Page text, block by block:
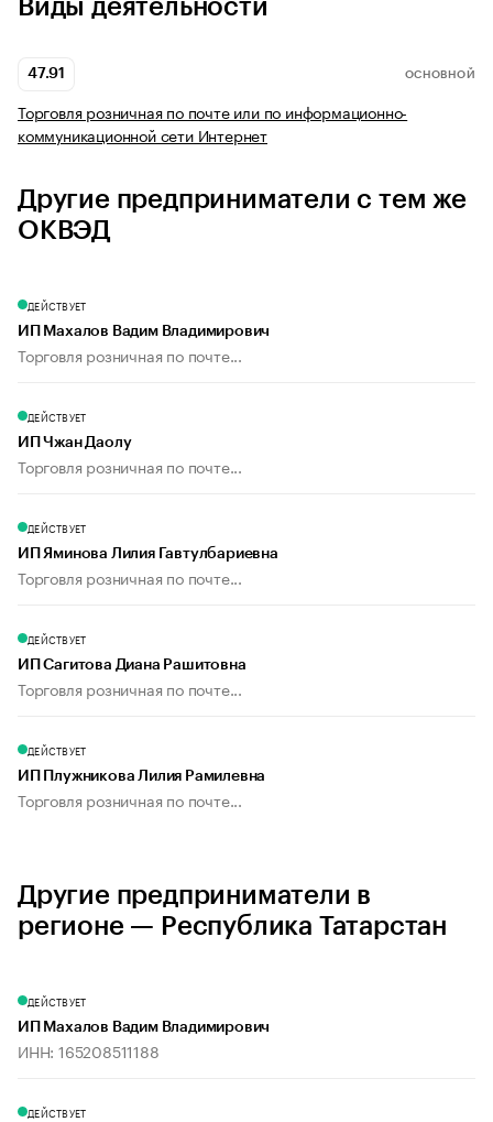
Виды деятельности
47.91 ОСНОВНОЙ
Торговля розничная по почте или по информационно-
коммуникационной сети Интернет
Другие предприниматели с тем же
ОКВЭД
ДЕЙСТВУЕТ
ИП Махалов Вадим Владимирович
Торговля розничная по почте...
ДЕЙСТВУЕТ
ИП Чжан Даолу
Торговля розничная по почте...
ДЕЙСТВУЕТ
ИП Яминова Лилия Гавтулбариевна
Торговля розничная по почте...
ДЕЙСТВУЕТ
ИП Сагитова Диана Рашитовна
Торговля розничная по почте...
ДЕЙСТВУЕТ
ИП Плужникова Лилия Рамилевна
Торговля розничная по почте...
Другие предприниматели в
регионе — Республика Татарстан
ДЕЙСТВУЕТ
ИП Махалов Вадим Владимирович
ИНН: 165208511188
ДЕЙСТВУЕТ